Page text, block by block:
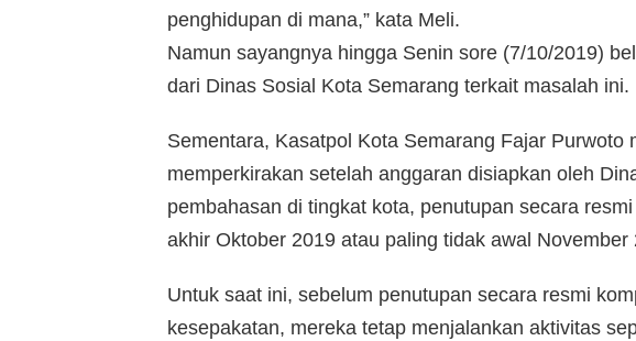
penghidupan di mana,” kata Meli.
Namun sayangnya hingga Senin sore (7/10/2019)
dari Dinas Sosial Kota Semarang terkait masalah ini.
Sementara, Kasatpol Kota Semarang Fajar Purwoto
memperkirakan setelah anggaran disiapkan oleh
pembahasan di tingkat kota, penutupan secara
akhir Oktober 2019 atau paling tidak awal November
Untuk saat ini, sebelum penutupan secara resmi
kesepakatan, mereka tetap menjalankan aktivitas